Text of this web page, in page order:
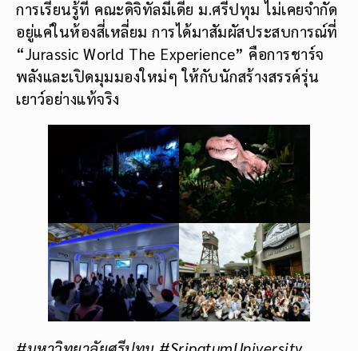
การเรียนรู้ที่ คณะดิจิทัลมีเดีย ม.ศรีปทุม ไม่เคยจำกัด
อยู่แค่ในห้องสี่เหลี่ยม การได้มาสัมผัสประสบการณ์ที่
“Jurassic World The Experience” คือการชาร์จ
พลังและเปิดมุมมองใหม่ๆ ให้กับนักสร้างสรรค์รุ่น
เยาว์อย่างแท้จริง